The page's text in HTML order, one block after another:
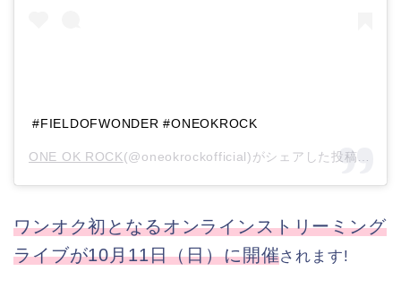
#FIELDOFWONDER #ONEOKROCK
ONE OK ROCK(@oneokrockofficial)がシェアした投稿 –
ワンオク初となるオンラインストリーミング
ライブが10月11日（日）に開催されます!